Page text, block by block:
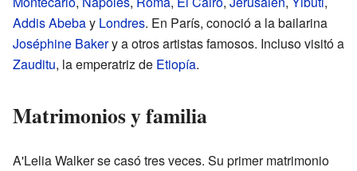
Addis Abebay Londres. En París, conoció a la bailarina
Joséphine Bakery a otros artistas famosos. Incluso visitó a
Zauditu, la emperatriz de Etiopía.
Matrimonios y familia
A'Lelia Walker se casó tres veces. Su primer matrimonio